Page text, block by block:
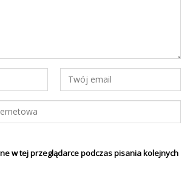
w tej przeglądarce podczas pisania kolejnych